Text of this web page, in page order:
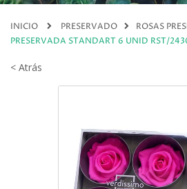
INICIO PRESERVADO ROSAS
PRESERVADA STANDART 6 UNID RST/
< Atrás